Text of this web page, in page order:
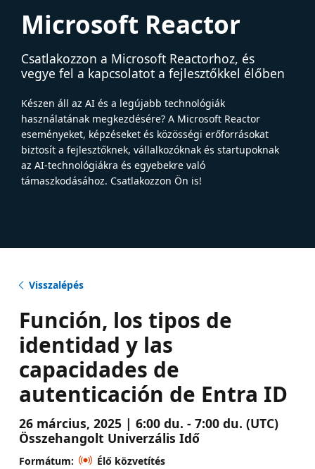
Microsoft Reactor
Csatlakozzon a Microsoft Reactorhoz, és
vegye fel a kapcsolatot a fejlesztőkkel élőben
Készen áll az AI és a legújabb technológiák
használatának megkezdésére? A Microsoft Reactor
eseményeket, képzéseket és közösségi erőforrásokat
biztosít a fejlesztőknek, vállalkozóknak és startupoknak
az AI-technológiákra és egyebekre való
támaszkodásához. Csatlakozzon Ön is!
Visszalépés
Función, los tipos de
identidad y las
capacidades de
autenticación de Entra ID
26 március, 2025 | 6:00 du. - 7:00 du. (UTC)
Összehangolt Univerzális Idő
Formátum:
Élő közvetítés